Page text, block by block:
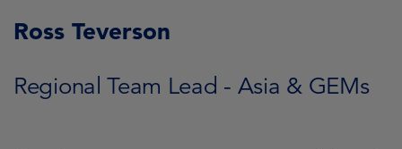
Ross Teverson
Regional Team Lead - Asia & GEMs